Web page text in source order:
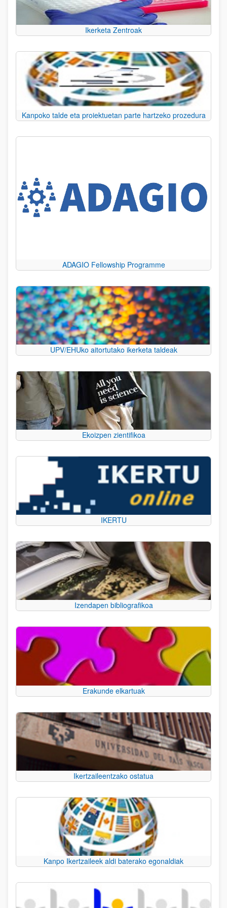
Ikerketa Zentroak
Kanpoko talde eta proiektuetan parte hartzeko prozedura
ADAGIO Fellowship Programme
UPV/EHUko aitortutako ikerketa taldeak
Ekoizpen zientifikoa
IKERTU
Izendapen bibliografikoa
Erakunde elkartuak
Ikertzaileentzako ostatua
Kanpo Ikertzaileek aldi baterako egonaldiak